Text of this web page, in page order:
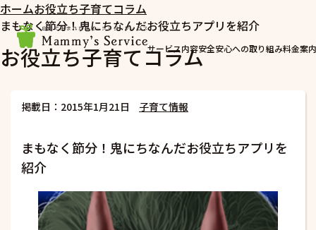
サービス内容安全安心への取り組み料金案内
ホームお役立ち子育てコラム
まもなく節分！鬼にちなんだお役立ちアプリを紹介
お役立ち子育てコラム
掲載日：2015年1月21日 子育て情報
まもなく節分！鬼にちなんだお役立ちアプリを
紹介